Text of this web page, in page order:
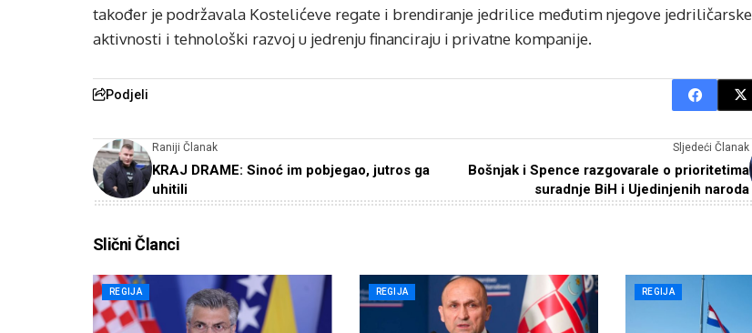
također je podržavala Kostelićeve regate i brendiranje jedrilice međutim njegove jedriličarske
aktivnosti i tehnološki razvoj u jedrenju financiraju i privatne kompanije.
Podjeli
Raniji Članak
KRAJ DRAME: Sinoć im pobjegao, jutros ga
uhitili
Sljedeći Članak
Bošnjak i Spence razgovarale o prioritetima
suradnje BiH i Ujedinjenih naroda
Slični Članci
REGIJA REGIJA REGIJA